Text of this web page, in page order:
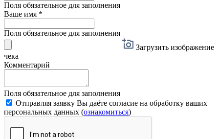
Поля обязательное для заполнения
Ваше имя *
Поля обязательное для заполнения
Загрузить изображение
чека
Комментарий
Поля обязательное для заполнения
Отправляя заявку Вы даёте согласие на обработку ваших
персональных данных (ознакомиться)